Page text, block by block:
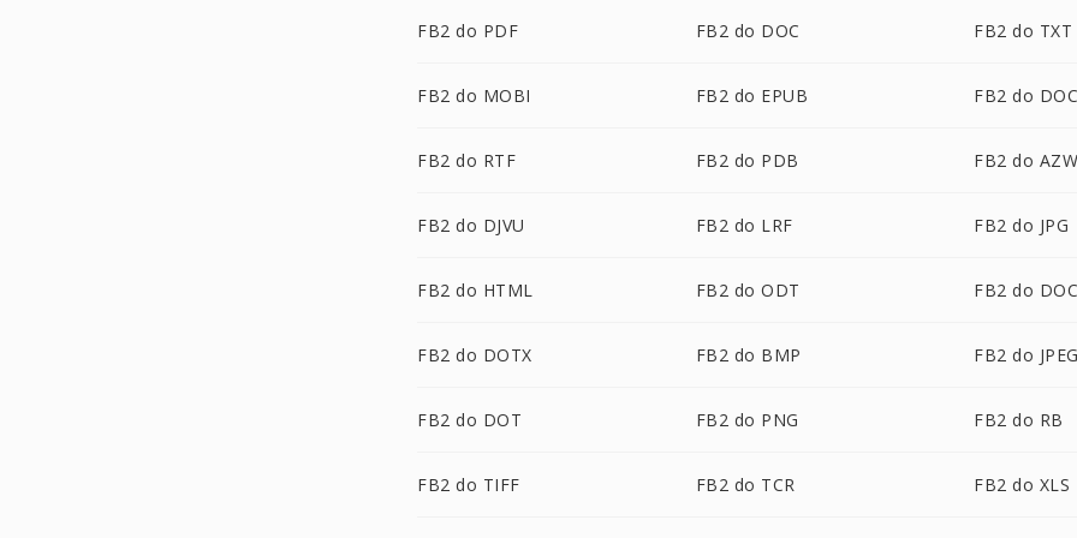
FB2 do PDF FB2 do DOC FB2 do TXT
FB2 do MOBI FB2 do EPUB FB2 do
FB2 do RTF FB2 do PDB FB2 do
FB2 do DJVU FB2 do LRF FB2 do JPG
FB2 do HTML FB2 do ODT FB2 do
FB2 do DOTX FB2 do BMP FB2 do JPEG
FB2 do DOT FB2 do PNG FB2 do RB
FB2 do TIFF FB2 do TCR FB2 do XLS